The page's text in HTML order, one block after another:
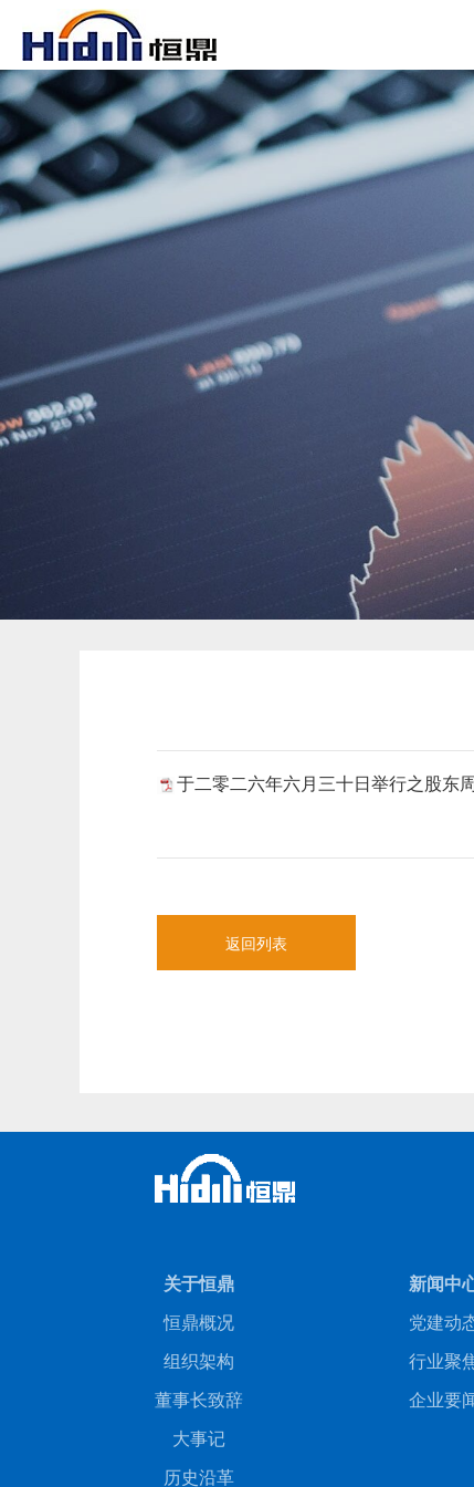
于二零二六年六月三十日举行之股东
返回列表
关于恒鼎
恒鼎概况
组织架构
董事长致辞
大事记
历史沿革
新闻中
党建动
行业聚
企业要